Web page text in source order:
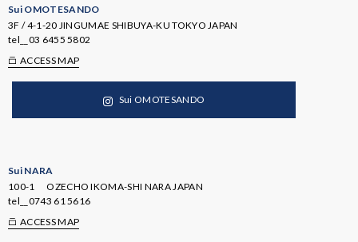
Sui OMOTESANDO
3F / 4-1-20 JINGUMAE SHIBUYA-KU TOKYO JAPAN
tel__ 03 6455 5802
ACCESS MAP
Sui OMOTESANDO
Sui NARA
100-1 OZECHO IKOMA-SHI NARA JAPAN
tel__ 0743 61 5616
ACCESS MAP